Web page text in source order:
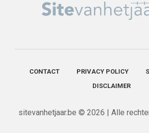
CONTACT PRIVACY POLICY
DISCLAIMER
sitevanhetjaar.be © 2026 | Alle